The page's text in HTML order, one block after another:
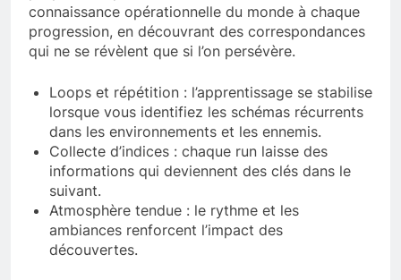
connaissance opérationnelle du monde à chaque
progression, en découvrant des correspondances
qui ne se révèlent que si l’on persévère.
Loops et répétition : l’apprentissage se stabilise
lorsque vous identifiez les schémas récurrents
dans les environnements et les ennemis.
Collecte d’indices : chaque run laisse des
informations qui deviennent des clés dans le
suivant.
Atmosphère tendue : le rythme et les
ambiances renforcent l’impact des
découvertes.